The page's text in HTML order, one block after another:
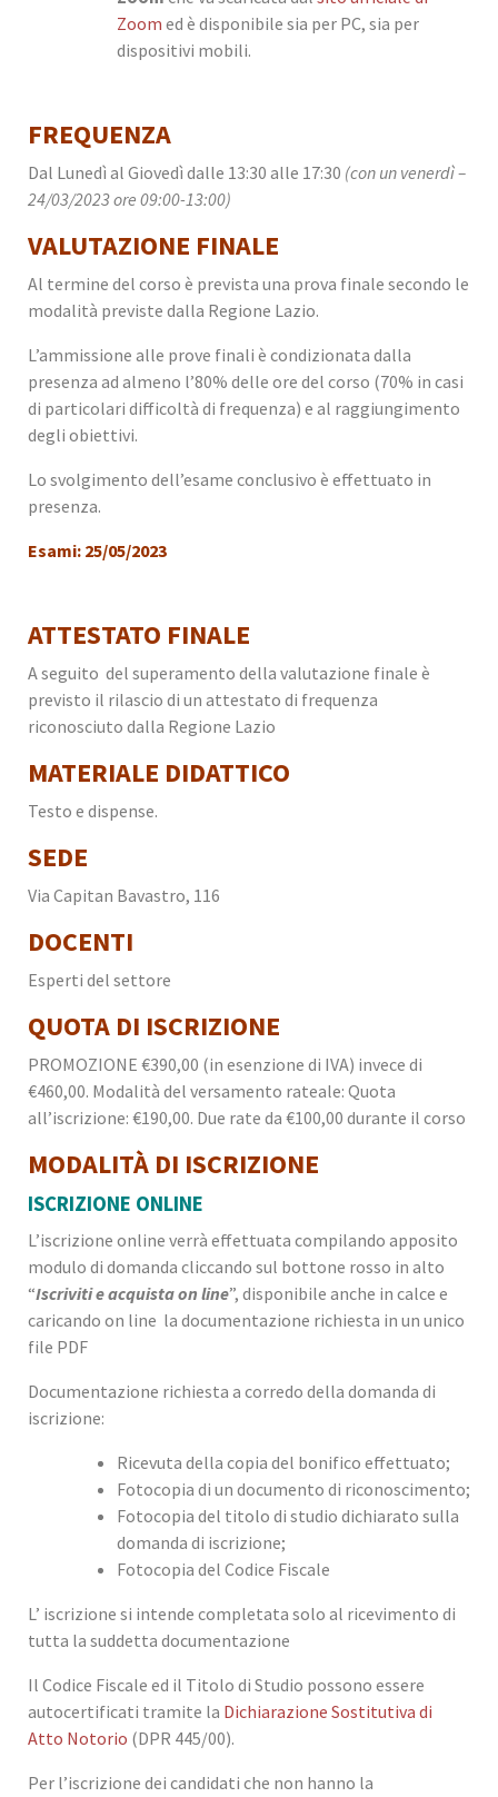
Zoom ed è disponibile sia per PC, sia per
dispositivi mobili.
FREQUENZA
Dal Lunedì al Giovedì dalle 13:30 alle 17:30 (con un venerdì –
24/03/2023 ore 09:00-13:00)
VALUTAZIONE FINALE
Al termine del corso è prevista una prova finale secondo le
modalità previste dalla Regione Lazio.
L’ammissione alle prove finali è condizionata dalla
presenza ad almeno l’80% delle ore del corso (70% in casi
di particolari difficoltà di frequenza) e al raggiungimento
degli obiettivi.
Lo svolgimento dell’esame conclusivo è effettuato in
presenza.
Esami: 25/05/2023
ATTESTATO FINALE
A seguito del superamento della valutazione finale è
previsto il rilascio di un attestato di frequenza
riconosciuto dalla Regione Lazio
MATERIALE DIDATTICO
Testo e dispense.
SEDE
Via Capitan Bavastro, 116
DOCENTI
Esperti del settore
QUOTA DI ISCRIZIONE
PROMOZIONE €390,00 (in esenzione di IVA) invece di
€460,00. Modalità del versamento rateale: Quota
all’iscrizione: €190,00. Due rate da €100,00 durante il corso
MODALITÀ DI ISCRIZIONE
ISCRIZIONE ONLINE
L’iscrizione online verrà effettuata compilando apposito
modulo di domanda cliccando sul bottone rosso in alto
“Iscriviti e acquista on line”, disponibile anche in calce e
caricando on line la documentazione richiesta in un unico
file PDF
Documentazione richiesta a corredo della domanda di
iscrizione:
Ricevuta della copia del bonifico effettuato;
Fotocopia di un documento di riconoscimento;
Fotocopia del titolo di studio dichiarato sulla
domanda di iscrizione;
Fotocopia del Codice Fiscale
L’ iscrizione si intende completata solo al ricevimento di
tutta la suddetta documentazione
Il Codice Fiscale ed il Titolo di Studio possono essere
autocertificati tramite la Dichiarazione Sostitutiva di
Atto Notorio (DPR 445/00).
Per l’iscrizione dei candidati che non hanno la